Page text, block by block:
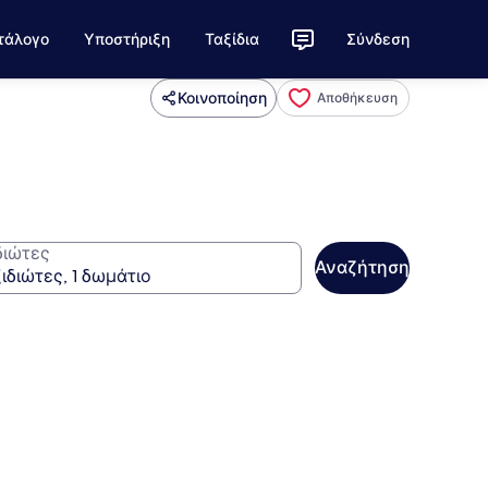
Υποστήριξη Ταξίδια Σύνδεση
Κοινοποίηση Αποθήκευση
Αναζήτηση